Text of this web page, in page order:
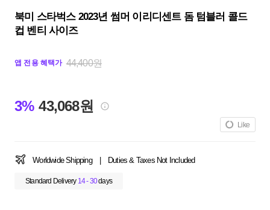
북미 스타벅스 2023년 썸머 이리디센트 돔 텀블러 콜드
컵 벤티 사이즈
앱 전용 혜택가 44,400원
3% 43,068원
Like
Worldwide Shipping Duties & Taxes Not Included
Standard Delivery 14 - 30days